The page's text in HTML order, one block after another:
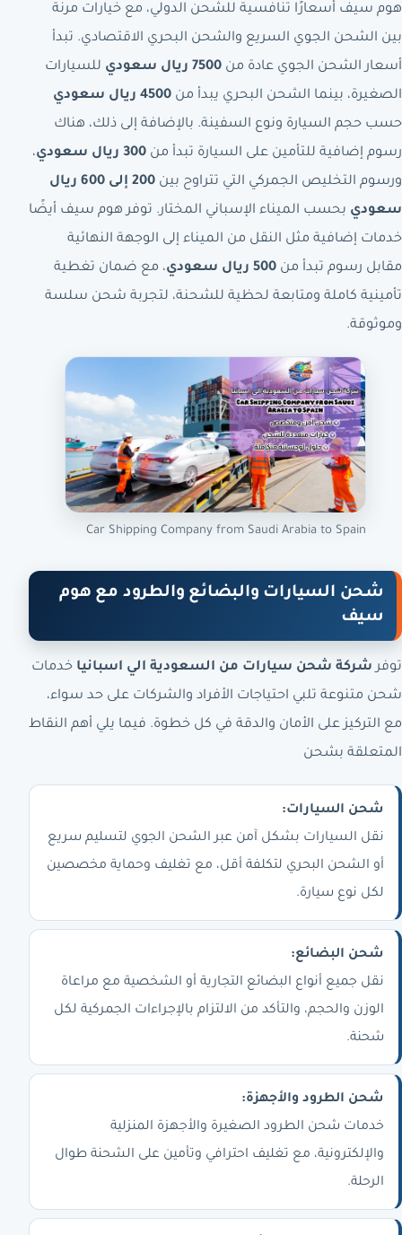
هوم سيف أسعارًا تنافسية للشحن الدولي، مع خيارات مرنة
بين الشحن الجوي السريع والشحن البحري الاقتصادي. تبدأ
أسعار الشحن الجوي عادة من 7500 ريال سعودي
للسيارات
الصغيرة، بينما الشحن البحري يبدأ من 4500 ريال سعودي
حسب حجم السيارة ونوع السفينة. بالإضافة إلى ذلك، هناك
رسوم إضافية للتأمين على السيارة تبدأ من 300 ريال سعودي
،
ورسوم التخليص الجمركي التي تتراوح بين
200 إلى 600 ريال
سعودي بحسب الميناء الإسباني المختار. توفر هوم سيف أيضًا
خدمات إضافية مثل النقل من الميناء إلى الوجهة النهائية
مقابل رسوم تبدأ من 500 ريال سعودي
، مع ضمان تغطية
تأمينية كاملة ومتابعة لحظية للشحنة، لتجربة شحن سلسة
وموثوقة.
Car Shipping Company from Saudi Arabia to Spain
شحن السيارات والبضائع والطرود مع هوم
سيف
توفر شركة شحن سيارات من السعودية الي اسبانيا خدمات
شحن متنوعة تلبي احتياجات الأفراد والشركات على حد سواء،
مع التركيز على الأمان والدقة في كل خطوة. فيما يلي أهم النقاط
المتعلقة بشحن
شحن السيارات:
نقل السيارات بشكل آمن عبر الشحن الجوي لتسليم سريع
أو الشحن البحري لتكلفة أقل، مع تغليف وحماية مخصصين
لكل نوع سيارة.
شحن البضائع:
نقل جميع أنواع البضائع التجارية أو الشخصية مع مراعاة
الوزن والحجم، والتأكد من الالتزام بالإجراءات الجمركية لكل
شحنة.
شحن الطرود والأجهزة:
خدمات شحن الطرود الصغيرة والأجهزة المنزلية
والإلكترونية، مع تغليف احترافي وتأمين على الشحنة طوال
الرحلة.